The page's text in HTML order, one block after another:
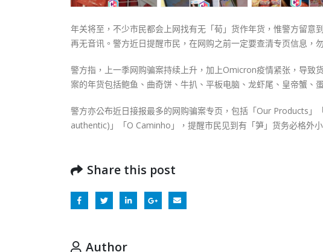
方
揭
多
涉
案
中
年关将至，不少市民都会上网找有无「荀」货作年货，惟警方留
再无音讯。警方近日提醒市民，在网购之前一定要查清专页信息，
警方指，上一季网购骗案持续上升，加上Omicron疫情紧张，导致
案的年货包括鲍鱼、曲奇饼、牛扒、平板电脑、龙虾尾、皇帝蟹、
警方亦公布近日接报最多的网购骗案专页，包括「Our Products
authentic)」「O Caminho」，提醒市民见到有「笋」货务必格外
Share this post
Author